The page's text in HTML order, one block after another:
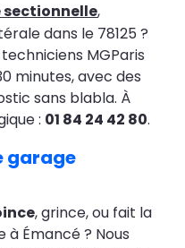
,
dans le 78125 ?
MGParis
minutes, avec des
sans blabla. À
: 01 84 24 42 80.
garage
, grince, ou fait la
Émancé ? Nous